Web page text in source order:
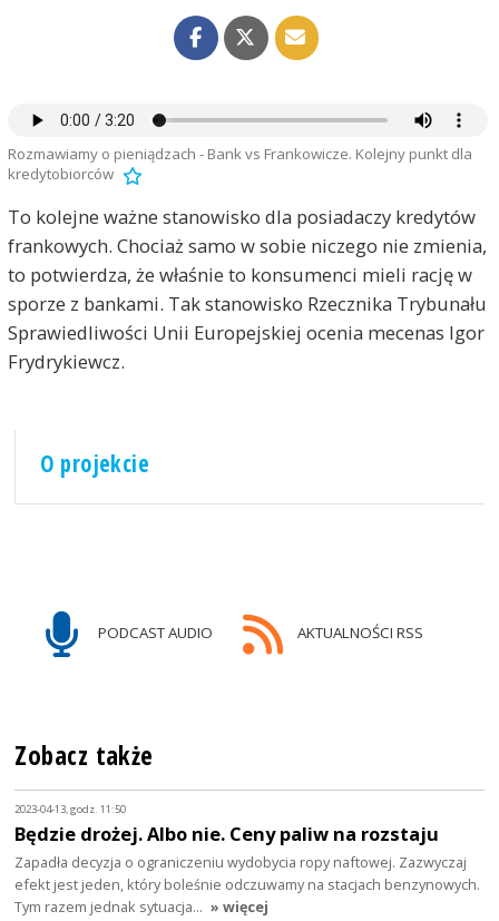
Rozmawiamy o pieniądzach - Bank vs Frankowicze. Kolejny punkt dla
kredytobiorców
To kolejne ważne stanowisko dla posiadaczy kredytów
frankowych. Chociaż samo w sobie niczego nie zmienia,
to potwierdza, że właśnie to konsumenci mieli rację w
sporze z bankami. Tak stanowisko Rzecznika Trybunału
Sprawiedliwości Unii Europejskiej ocenia mecenas Igor
Frydrykiewcz.
O projekcie
PODCAST AUDIO AKTUALNOŚCI RSS
Zobacz także
2023-04-13, godz. 11:50
Będzie drożej. Albo nie. Ceny paliw na rozstaju
Zapadła decyzja o ograniczeniu wydobycia ropy naftowej. Zazwyczaj
efekt jest jeden, który boleśnie odczuwamy na stacjach benzynowych.
Tym razem jednak sytuacja… » więcej